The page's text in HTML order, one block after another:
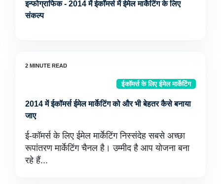
इन्फोग्राफिक - 2014 में ईकॉमर्स में ईमेल मार्केटिंग के लिए
संकल्प
ईकॉमर्स के लिए ईमेल मार्केटिंग
2014 में ईकॉमर्स ईमेल मार्केटिंग को और भी बेहतर कैसे बनाया
जाए
ई-कॉमर्स के लिए ईमेल मार्केटिंग निस्संदेह सबसे अच्छा
रूपांतरण मार्केटिंग चैनल है। उम्मीद है आप योजना बना
रहे हैं...